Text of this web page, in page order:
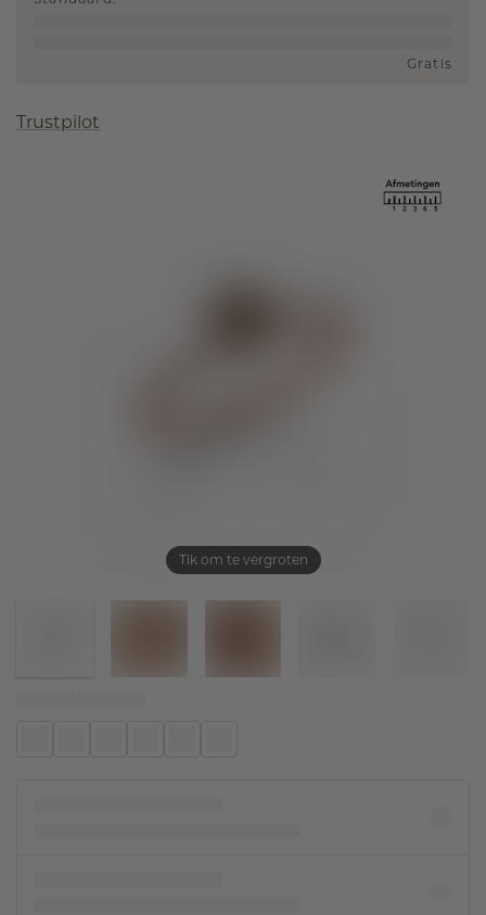
Tik om te vergroten
Gratis
Trustpilot